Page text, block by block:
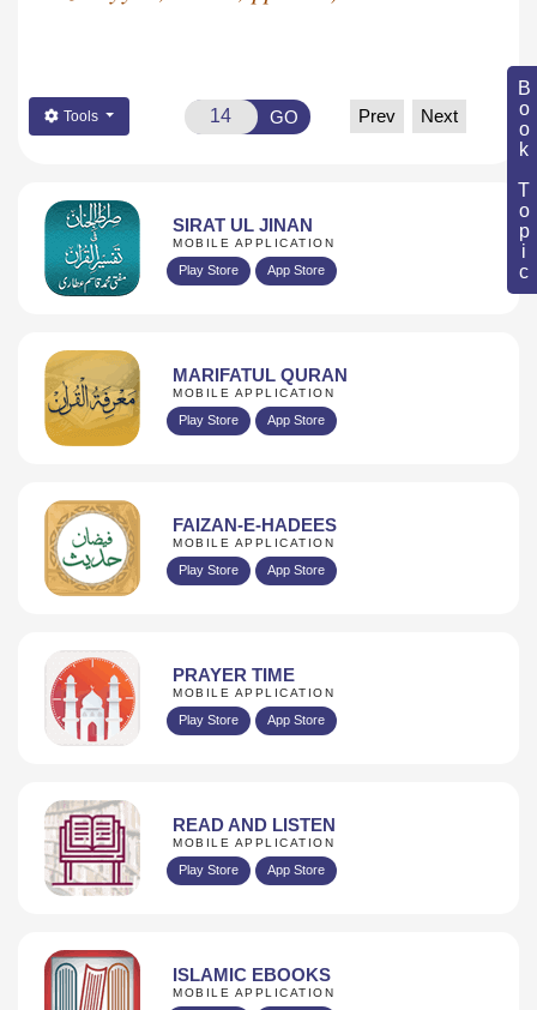
Book Topic
Tools GO Prev Next
SIRAT UL JINAN
MOBILE APPLICATION
Play Store App Store
MARIFATUL QURAN
MOBILE APPLICATION
Play Store App Store
FAIZAN-E-HADEES
MOBILE APPLICATION
Play Store App Store
PRAYER TIME
MOBILE APPLICATION
Play Store App Store
READ AND LISTEN
MOBILE APPLICATION
Play Store App Store
ISLAMIC EBOOKS
MOBILE APPLICATION